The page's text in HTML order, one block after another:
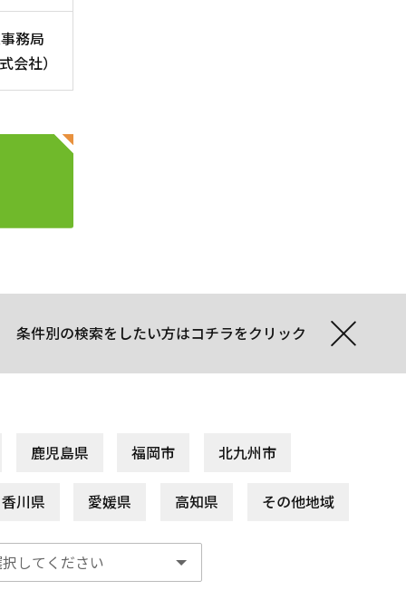
務局
会社）
条件別の検索をしたい方はコチラをクリック
鹿児島県 福岡市 北九州市
香川県 愛媛県 高知県 その他地域